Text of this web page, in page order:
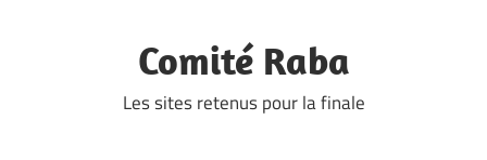
Comité Raba
Les sites retenus pour la finale